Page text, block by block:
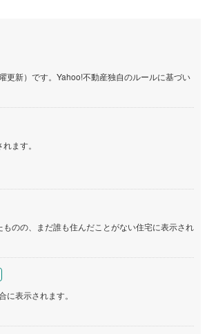
更新）です。Yahoo!不動産独自のルールに基づい
ます。
のの、まだ誰も住んだことがない住宅に表示され
表示されます。